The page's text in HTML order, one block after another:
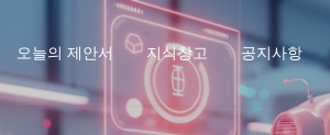
오늘의 제안서 지식창고 공지사항